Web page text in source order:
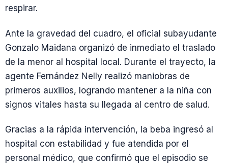
respirar.
Ante la gravedad del cuadro, el oficial subayudante
Gonzalo Maidana organizó de inmediato el traslado
de la menor al hospital local. Durante el trayecto, la
agente Fernández Nelly realizó maniobras de
primeros auxilios, logrando mantener a la niña con
signos vitales hasta su llegada al centro de salud.
Gracias a la rápida intervención, la beba ingresó al
hospital con estabilidad y fue atendida por el
personal médico, que confirmó que el episodio se